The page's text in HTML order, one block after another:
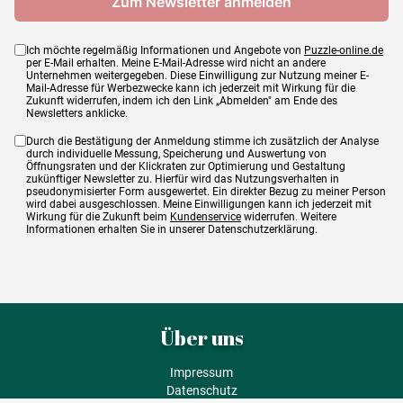
Ich möchte regelmäßig Informationen und Angebote von Puzzle-online.de
per E-Mail erhalten. Meine E-Mail-Adresse wird nicht an andere
Unternehmen weitergegeben. Diese Einwilligung zur Nutzung meiner E-
Mail-Adresse für Werbezwecke kann ich jederzeit mit Wirkung für die
Zukunft widerrufen, indem ich den Link „Abmelden" am Ende des
Newsletters anklicke.
Durch die Bestätigung der Anmeldung stimme ich zusätzlich der Analyse
durch individuelle Messung, Speicherung und Auswertung von
Öffnungsraten und der Klickraten zur Optimierung und Gestaltung
zukünftiger Newsletter zu. Hierfür wird das Nutzungsverhalten in
pseudonymisierter Form ausgewertet. Ein direkter Bezug zu meiner Person
wird dabei ausgeschlossen. Meine Einwilligungen kann ich jederzeit mit
Wirkung für die Zukunft beim Kundenservice widerrufen. Weitere
Informationen erhalten Sie in unserer Datenschutzerklärung.
Über uns
Impressum
Datenschutz